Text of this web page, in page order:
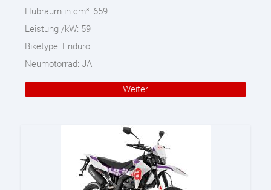
Hubraum in cm³: 659
Leistung /kW: 59
Biketype: Enduro
Neumotorrad: JA
Weiter